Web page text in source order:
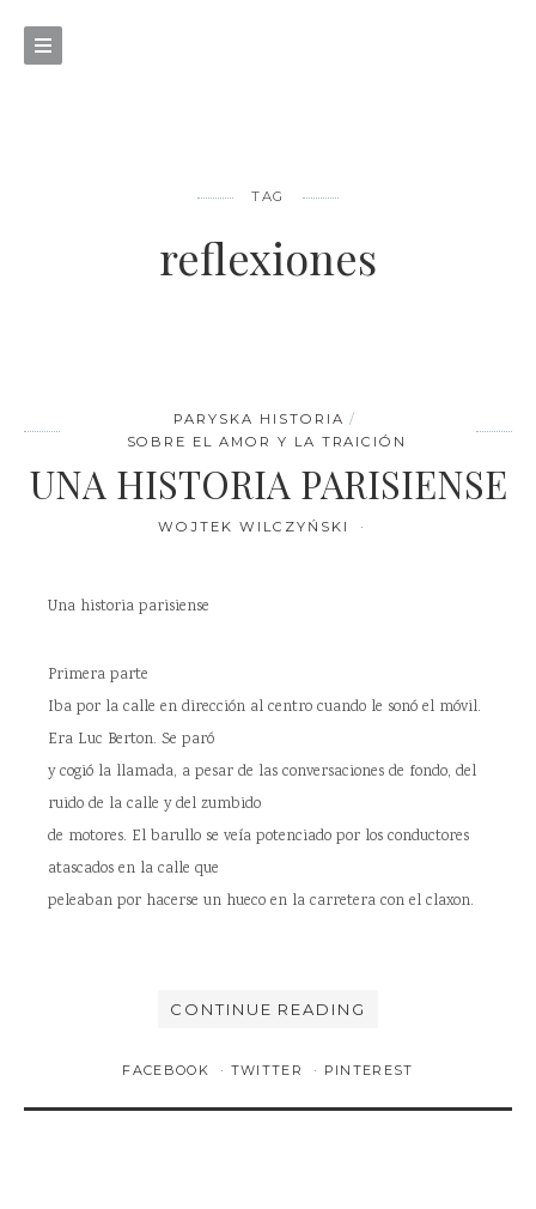
TAG
reflexiones
PARYSKA HISTORIA
SOBRE EL AMOR Y LA TRAICIÓN
UNA HISTORIA PARISIENSE
WOJTEK WILCZYŃSKI
Una historia parisiense
Primera parte
Iba por la calle en dirección al centro cuando le sonó el móvil.
Era Luc Berton. Se paró
y cogió la llamada, a pesar de las conversaciones de fondo, del
ruido de la calle y del zumbido
de motores. El barullo se veía potenciado por los conductores
atascados en la calle que
peleaban por hacerse un hueco en la carretera con el claxon.
CONTINUE READING
FACEBOOK TWITTER PINTEREST